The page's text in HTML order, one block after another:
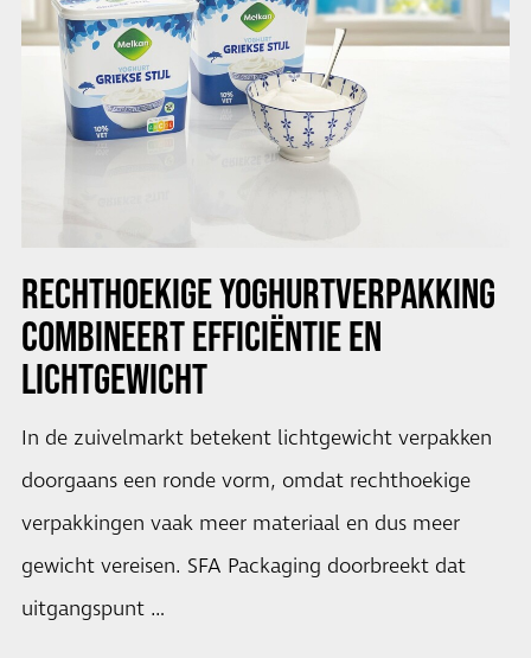
RECHTHOEKIGE YOGHURTVERPAKKING
COMBINEERT EFFICIËNTIE EN
LICHTGEWICHT
In de zuivelmarkt betekent lichtgewicht verpakken
doorgaans een ronde vorm, omdat rechthoekige
verpakkingen vaak meer materiaal en dus meer
gewicht vereisen. SFA Packaging doorbreekt dat
uitgangspunt …